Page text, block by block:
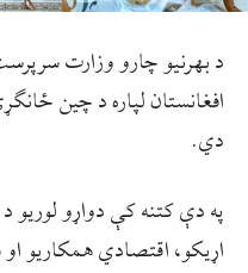
د بهرنيو چارو وزارت
افغانستان لپاره د چين
دي.
په دې کتنه کې دواړو لوريو
اړيکو، اقتصادي همکاريو